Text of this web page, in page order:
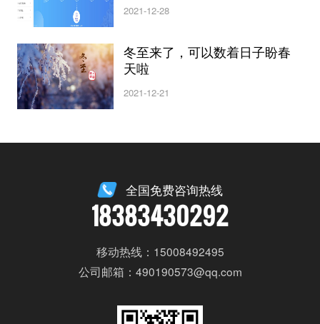
2021-12-28
冬至来了，可以数着日子盼春
天啦
2021-12-21
全国免费咨询热线
18383430292
移动热线：15008492495
公司邮箱：490190573@qq.com